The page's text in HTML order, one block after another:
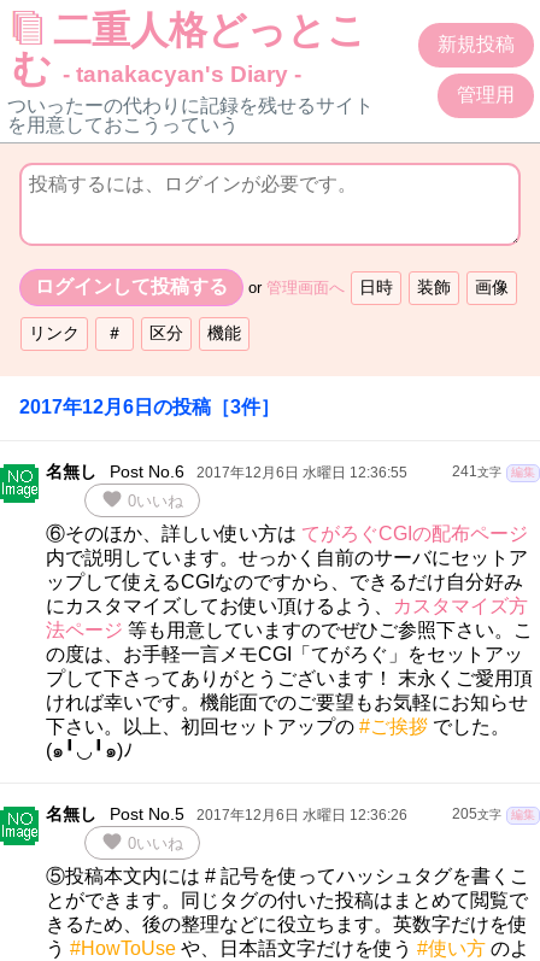
二重人格どっとこ
む - tanakacyan's Diary -
ついったーの代わりに記録を残せるサイト
を用意しておこうっていう
新規投稿
管理用
or 管理画面へ
2017年12月6日 の投稿 ［3件］
241 文字 編集
名無し Post No.6 2017年12月6日 水曜日 12:36:55
favorite 0いいね
⑥そのほか、詳しい使い方は てがろぐCGIの配布ページ
内で説明しています。せっかく自前のサーバにセットア
ップして使えるCGIなのですから、できるだけ自分好み
にカスタマイズしてお使い頂けるよう、
カスタマイズ方
法ページ 等も用意していますのでぜひご参照下さい。こ
の度は、お手軽一言メモCGI「てがろぐ」をセットアッ
プして下さってありがとうございます！ 末永くご愛用頂
ければ幸いです。機能面でのご要望もお気軽にお知らせ
下さい。以上、初回セットアップの #ご挨拶 でした。
(๑╹◡╹๑)ﾉ
205文字 編集
名無し Post No.5 2017年12月6日 水曜日 12:36:26
favorite 0いいね
⑤投稿本文内には # 記号を使ってハッシュタグを書くこ
とができます。同じタグの付いた投稿はまとめて閲覧で
きるため、後の整理などに役立ちます。英数字だけを使
う #HowToUse や、日本語文字だけを使う #使い方 のよ